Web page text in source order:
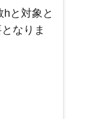
と対象と
なりま